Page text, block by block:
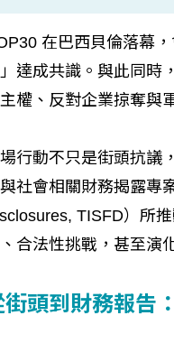
在巴西貝倫落幕
達成共識。與此同時
權、反對企業掠奪與
行動不只是街頭抗議
社會相關財務揭露專
TISFD）所
合法性挑戰，甚至演
頭到財務報告